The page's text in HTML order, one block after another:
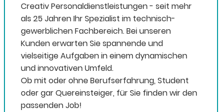
Creativ Personaldienstleistungen - seit mehr
als 25 Jahren Ihr Spezialist im technisch-
gewerblichen Fachbereich. Bei unseren
Kunden erwarten Sie spannende und
vielseitige Aufgaben in einem dynamischen
und innovativen Umfeld.
Ob mit oder ohne Berufserfahrung, Student
oder gar Quereinsteiger, für Sie finden wir den
passenden Job!